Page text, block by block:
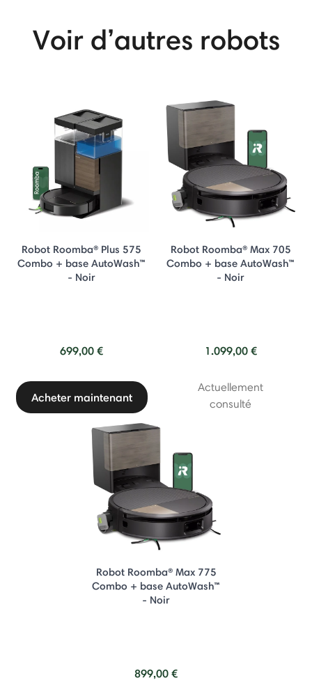
Voir d’autres robots
Robot Roomba® Plus 575
Combo + base AutoWash™
- Noir
699,00 €
Acheter maintenant
Robot Roomba® Max 705
Combo + base AutoWash™
- Noir
1.099,00 €
Actuellement
consulté
Robot Roomba® Max 775
Combo + base AutoWash™
- Noir
899,00 €